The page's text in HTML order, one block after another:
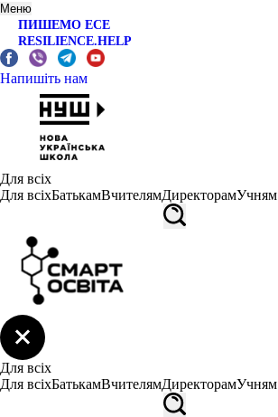
Меню
ПИШЕМО ЕСЕ
RESILIENCE.HELP
Напишіть нам
Для всіх
Для всіхБатькамВчителямДиректорамУчням
Для всіх
Для всіхБатькамВчителямДиректорамУчням